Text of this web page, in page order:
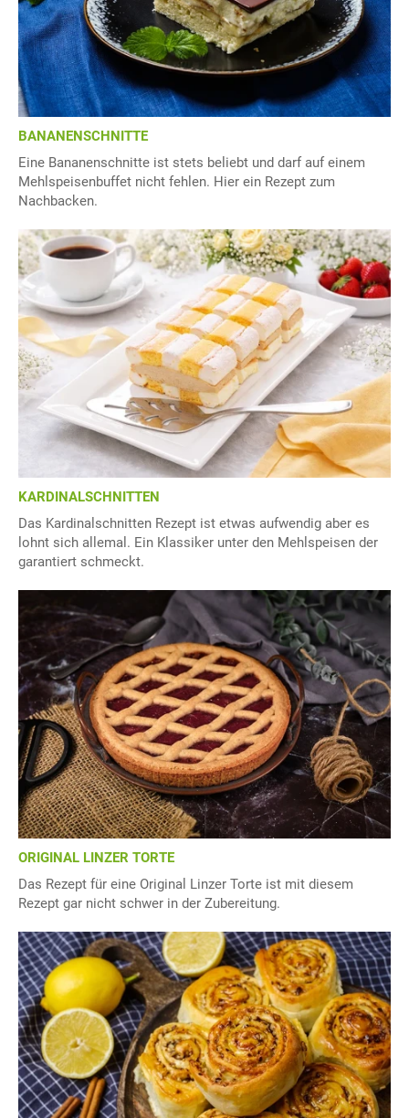
BANANENSCHNITTE
Eine Bananenschnitte ist stets beliebt und darf auf einem
Mehlspeisenbuffet nicht fehlen. Hier ein Rezept zum
Nachbacken.
KARDINALSCHNITTEN
Das Kardinalschnitten Rezept ist etwas aufwendig aber es
lohnt sich allemal. Ein Klassiker unter den Mehlspeisen der
garantiert schmeckt.
ORIGINAL LINZER TORTE
Das Rezept für eine Original Linzer Torte ist mit diesem
Rezept gar nicht schwer in der Zubereitung.